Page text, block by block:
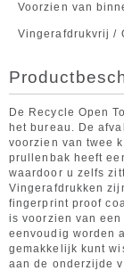
Voorzien van
Vingerafdrukvrij /
De Recycle Open
het bureau. De
voorzien van twee
prullenbak heeft
waardoor u zelfs
Vingerafdrukken
fingerprint proof
is voorzien van
eenvoudig worden
gemakkelijk kunt
aan de onderzijde